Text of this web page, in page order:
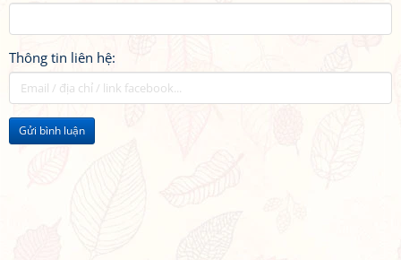
Thông tin liên hệ:
Gửi bình luận